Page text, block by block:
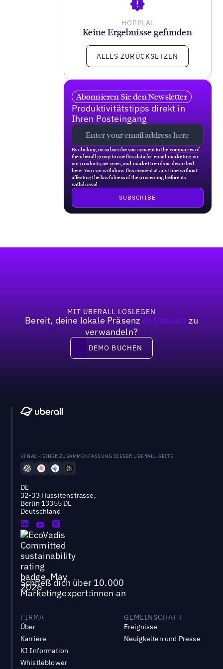
HOPPLA!
Keine Ergebnisse gefunden
ALLES ZURÜCKSETZEN
Abonnieren Sie den Newsletter
Produktivitätstipps direkt in
Ihren Posteingang
By clicking on subscribe you consent to the companies of
the uberall group to use this data for email marketing on
our products, services, and market trends as described
here . You can withdraw this consent at any time without
affecting the lawfulness of the processing before its
withdrawal.
MIT UBERALL LOSLEGEN
Bereit, deine lokale Präsenz in Umsatzzu
verwandeln?
DEMO BUCHEN
DEMO BUCHEN
KI NACH EINER ZUSAMMENFASSUNG DIESER UBERALL-SEITE
DE
32-33 Hussitenstrasse,
Berlin 13355 DE
Deutschland
Schließ dich über 10.000
Marketingexpert:innen an
FIRMA
Über
Karriere
KI Information
Whistleblower
GEMEINSCHAFT
Ereignisse
Neuigkeiten und Presse